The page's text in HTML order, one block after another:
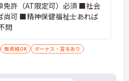
許（AT限定可）必須 ■社会
尚可 ■精神保健福祉士あれば
問
無資格OK
ボーナス・賞与あり